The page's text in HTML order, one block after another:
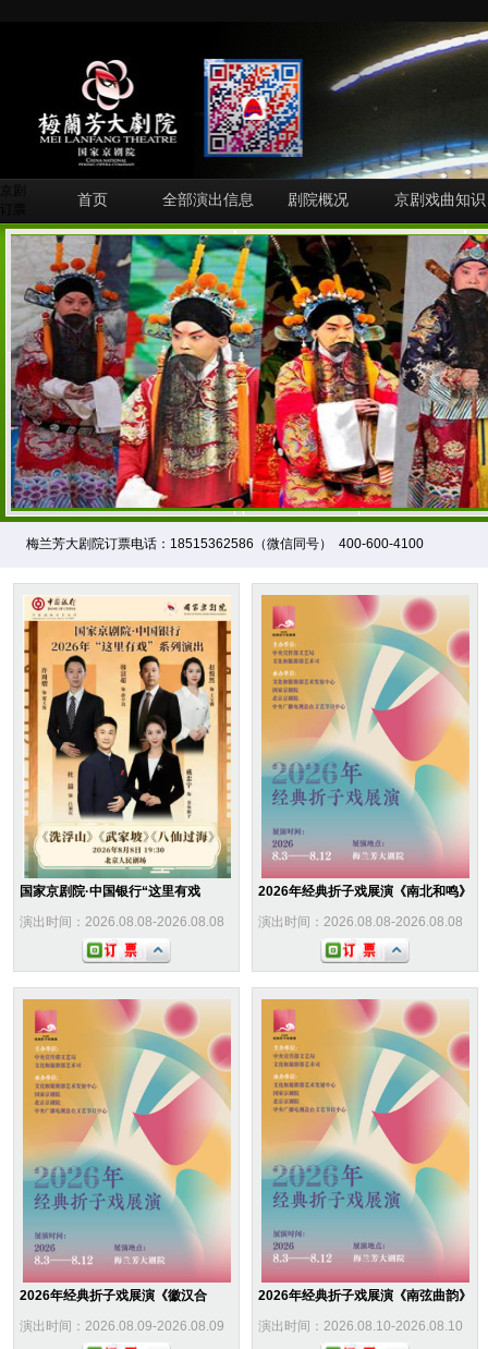
首页 全部演出信息 剧院概况 京剧戏曲知识
梅兰芳大剧院订票电话：18515362586（微信同号） 400-600-4100
国家京剧院·中国银行“这里有戏
演出时间：2026.08.08-2026.08.08
2026年经典折子戏展演《南北和鸣》
演出时间：2026.08.08-2026.08.08
2026年经典折子戏展演《徽汉合
演出时间：2026.08.09-2026.08.09
2026年经典折子戏展演《南弦曲韵》
演出时间：2026.08.10-2026.08.10